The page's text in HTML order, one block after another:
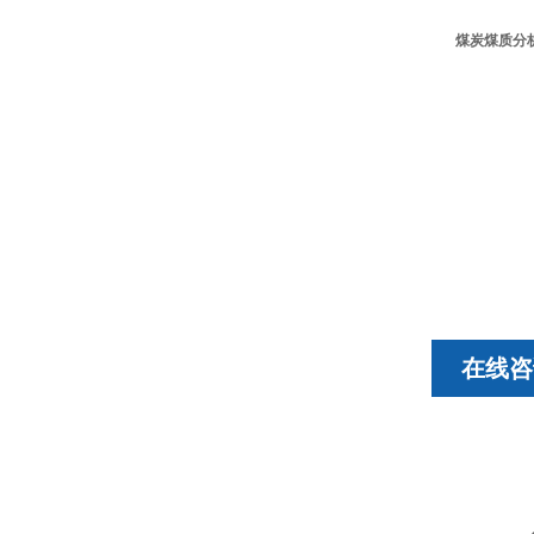
煤炭煤质分
在线